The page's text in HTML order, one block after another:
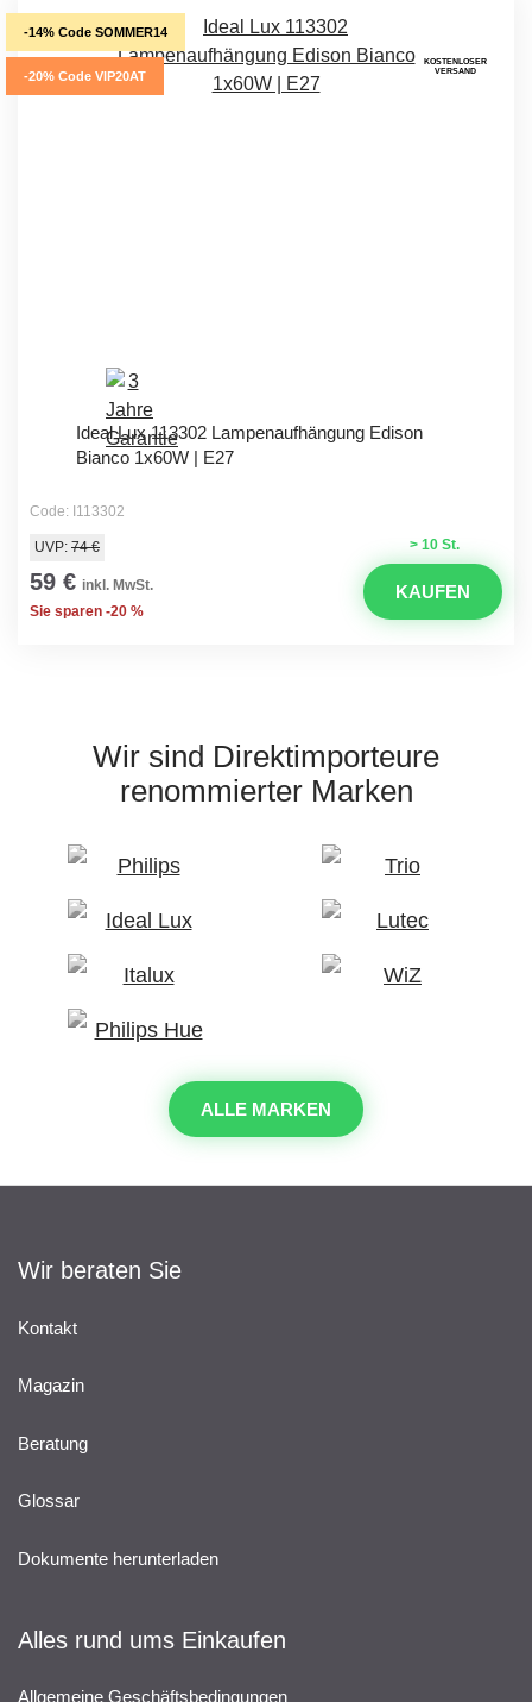
-14% Code SOMMER14
-20% Code VIP20AT
KOSTENLOSER
VERSAND
Ideal Lux 113302 Lampenaufhängung Edison
Bianco 1x60W | E27
Code: I113302
> 10 St.
UVP: 74 €
59 € inkl. MwSt.
Sie sparen -20 %
KAUFEN
Wir sind Direktimporteure
renommierter Marken
ALLE MARKEN
Wir beraten Sie
Kontakt
Magazin
Beratung
Glossar
Dokumente herunterladen
Alles rund ums Einkaufen
Allgemeine Geschäftsbedingungen